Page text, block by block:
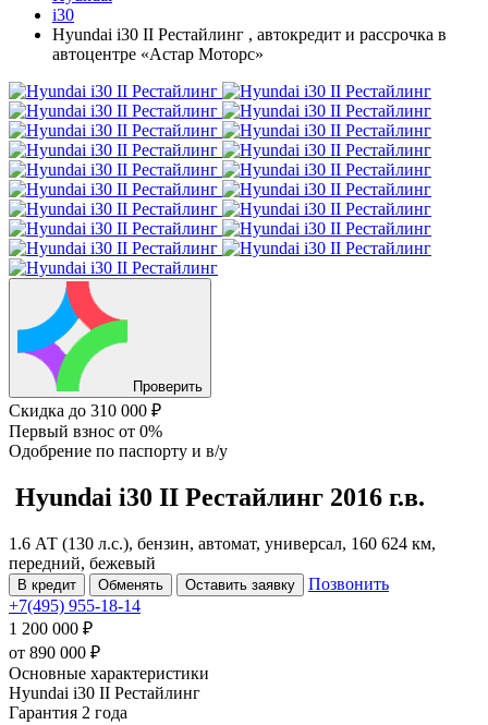
i30
Hyundai i30 II Рестайлинг , автокредит и рассрочка в
автоцентре «Астар Моторс»
Проверить
Скидка до 310 000 ₽
Первый взнос от 0%
Одобрение по паспорту и в/у
Hyundai i30 II Рестайлинг 2016 г.в.
1.6 АТ (130 л.с.), бензин, автомат, универсал, 160 624 км,
передний, бежевый
В кредит Обменять Оставить заявку
Позвонить
+7(495) 955-18-14
1 200 000 ₽
от 890 000 ₽
Основные характеристики
Hyundai i30 II Рестайлинг
Гарантия 2 года